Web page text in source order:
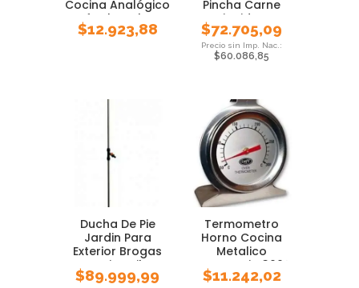
Cocina Analógico
Luft Chocolate
Rango
$12.923,88
Pincha Carne
Liquidos
Gastronomia
$72.705,09
$60.086,85
Ducha De Pie
Jardin Para
Exterior Brogas
Camping Pileta
$89.999,99
Termometro
Horno Cocina
Metalico
Reposteria 300°
Grados
$11.242,02